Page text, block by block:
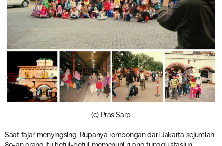
(c) Pras Sarp
Saat fajar menyingsing. Rupanya rombongan dari Jakarta sejumlah